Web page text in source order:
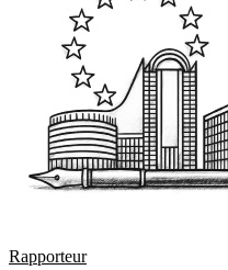
Rapporteur